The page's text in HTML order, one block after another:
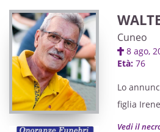
Cuneo
8 ago,
Età: 76
Lo
figlia
Vedi il